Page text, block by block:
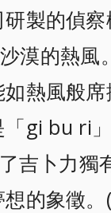
製的偵
漠的熱
熱風般
gi bu ri
吉卜力獨
的象徵